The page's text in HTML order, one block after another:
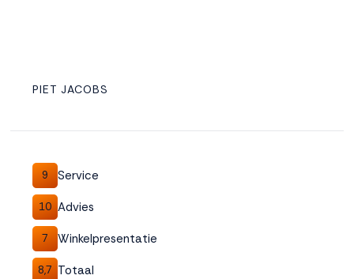
PIET JACOBS
9 Service
10 Advies
7 Winkelpresentatie
8,7 Totaal